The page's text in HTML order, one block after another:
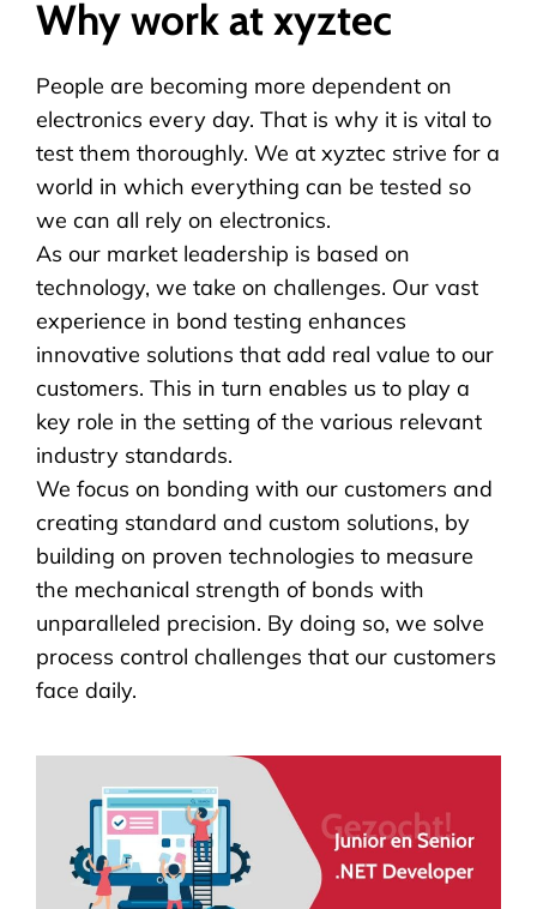
Why work at xyztec
People are becoming more dependent on
electronics every day. That is why it is vital to
test them thoroughly. We at xyztec strive for a
world in which everything can be tested so
we can all rely on electronics.
As our market leadership is based on
technology, we take on challenges. Our vast
experience in bond testing enhances
innovative solutions that add real value to our
customers. This in turn enables us to play a
key role in the setting of the various relevant
industry standards.
We focus on bonding with our customers and
creating standard and custom solutions, by
building on proven technologies to measure
the mechanical strength of bonds with
unparalleled precision. By doing so, we solve
process control challenges that our customers
face daily.